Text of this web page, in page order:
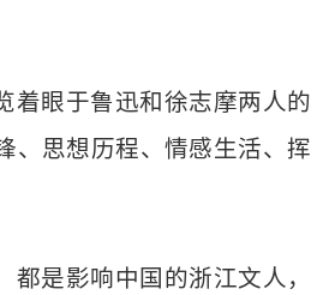
着眼于鲁迅和徐志摩两人的
、思想历程、情感生活、挥
都是影响中国的浙江文人，